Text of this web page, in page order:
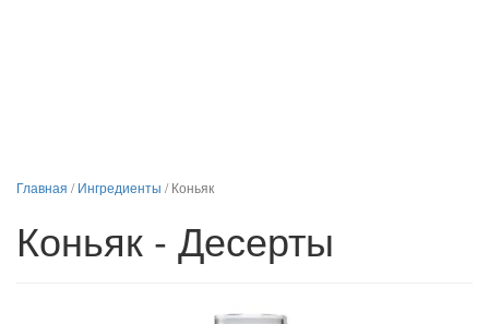
Главная /Ингредиенты /Коньяк
Коньяк - Десерты